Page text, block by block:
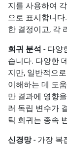
지를 사용하여
으로 표시합니
한 결정이고, 각
회귀 분석 - 다양
습니다. 다양한
지만, 일반적으
이해하는 데 도
만 결과에 영향
러 독립 변수가
틱 회귀는 종속
신경망- 가장 복